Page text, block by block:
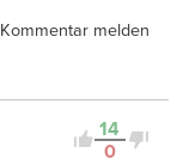
Kommentar melden
14
0